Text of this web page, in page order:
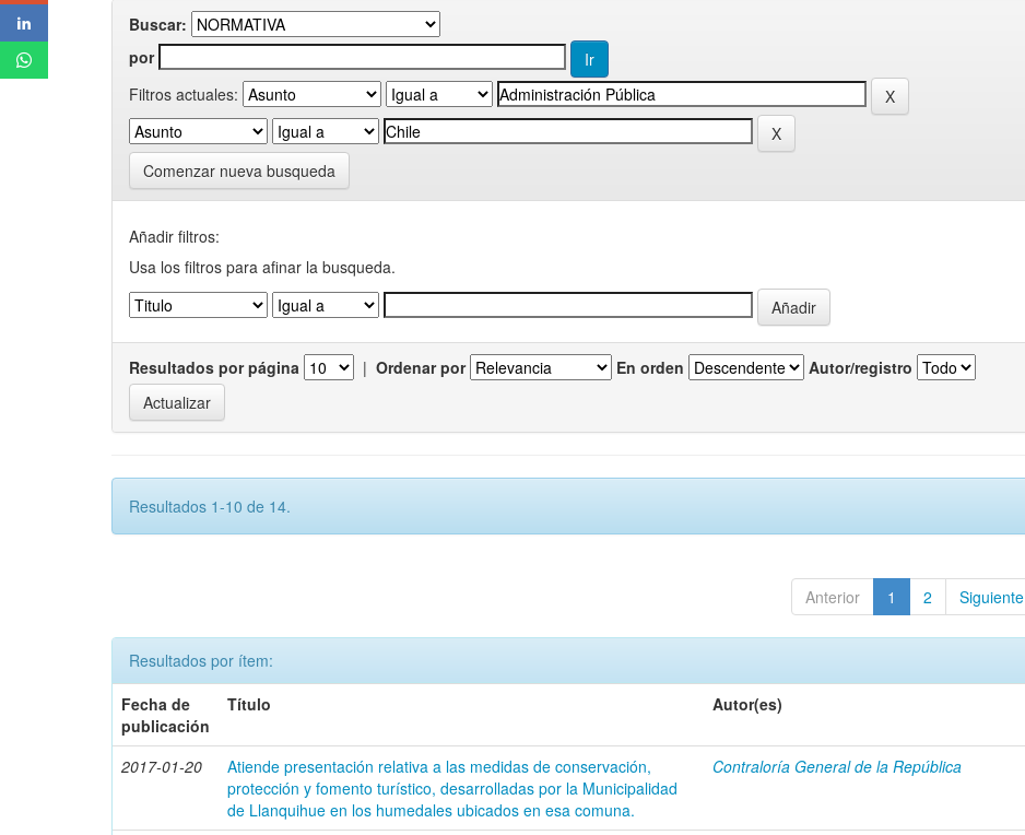
Buscar:
por
Filtros actuales:
Comenzar nueva busqueda
Añadir filtros:
Usa los filtros para afinar la busqueda.
Resultados por página | Ordenar por En orden Autor/registro
Resultados 1-10 de 14.
Anterior 1 2 Siguiente
Resultados por ítem:
Fecha de
publicación
Título Autor(es)
2017-01-20
Atiende presentación relativa a las medidas de conservación,
protección y fomento turístico, desarrolladas por la Municipalidad
de Llanquihue en los humedales ubicados en esa comuna.
Contraloría General de la República